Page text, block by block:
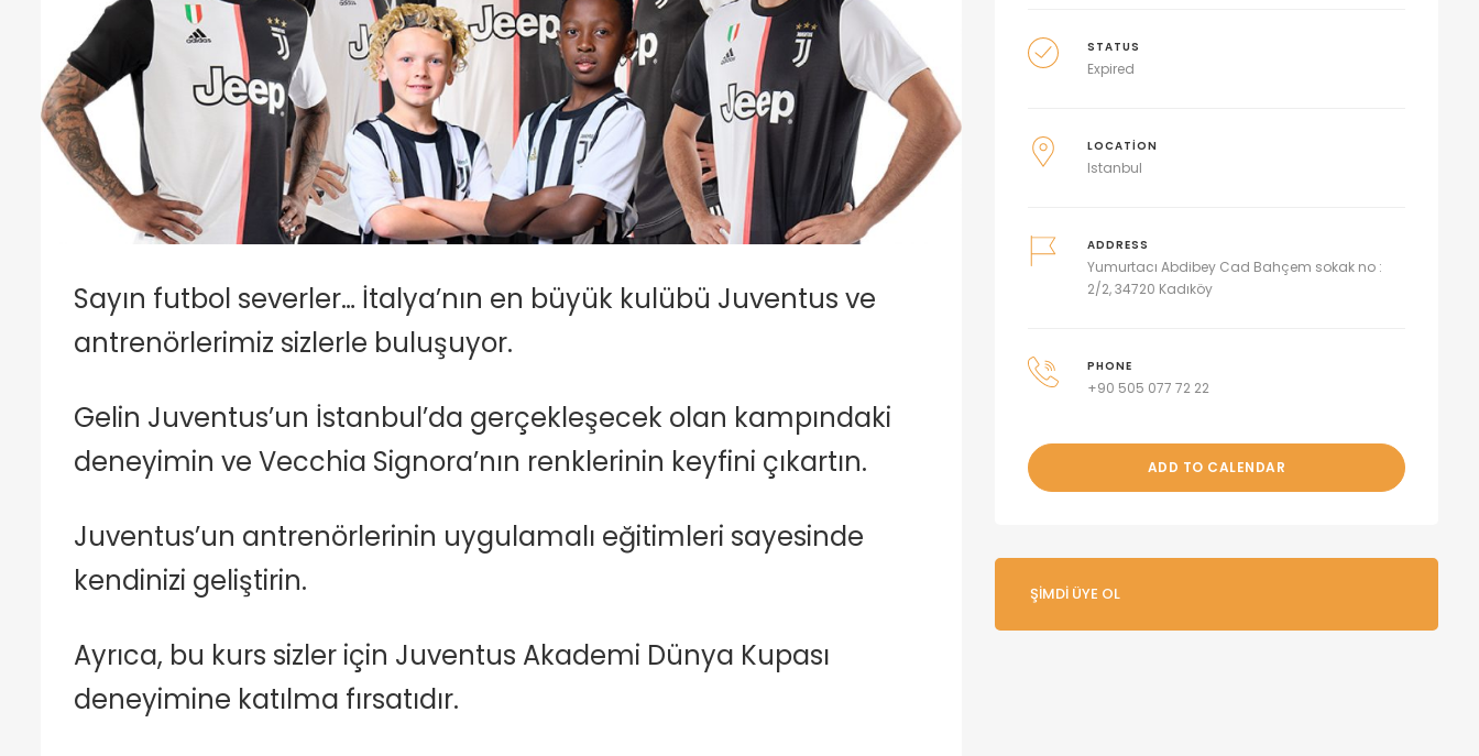
Sayın futbol severler… İtalya’nın en büyük kulübü Juventus ve
antrenörlerimiz sizlerle buluşuyor.
Gelin Juventus’un İstanbul’da gerçekleşecek olan kampındaki
deneyimin ve Vecchia Signora’nın renklerinin keyfini çıkartın.
Juventus’un antrenörlerinin uygulamalı eğitimleri sayesinde
kendinizi geliştirin.
Ayrıca, bu kurs sizler için Juventus Akademi Dünya Kupası
deneyimine katılma fırsatıdır.
STATUS
Expired
LOCATION
Istanbul
ADDRESS
Yumurtacı Abdibey Cad Bahçem sokak no :
2/2, 34720 Kadıköy
PHONE
+90 505 077 72 22
ADD TO CALENDAR
ŞIMDI ÜYE OL